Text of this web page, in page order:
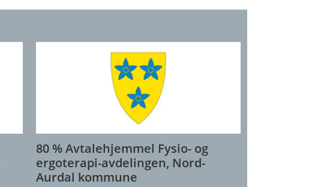
80 % Avtalehjemmel Fysio- og
ergoterapi-avdelingen, Nord-
Aurdal kommune